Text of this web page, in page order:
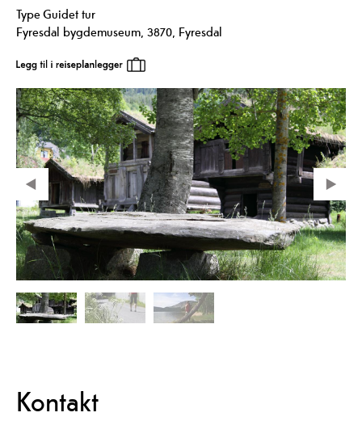
TypeGuidet tur
Fyresdal bygdemuseum, 3870, Fyresdal
Kontakt